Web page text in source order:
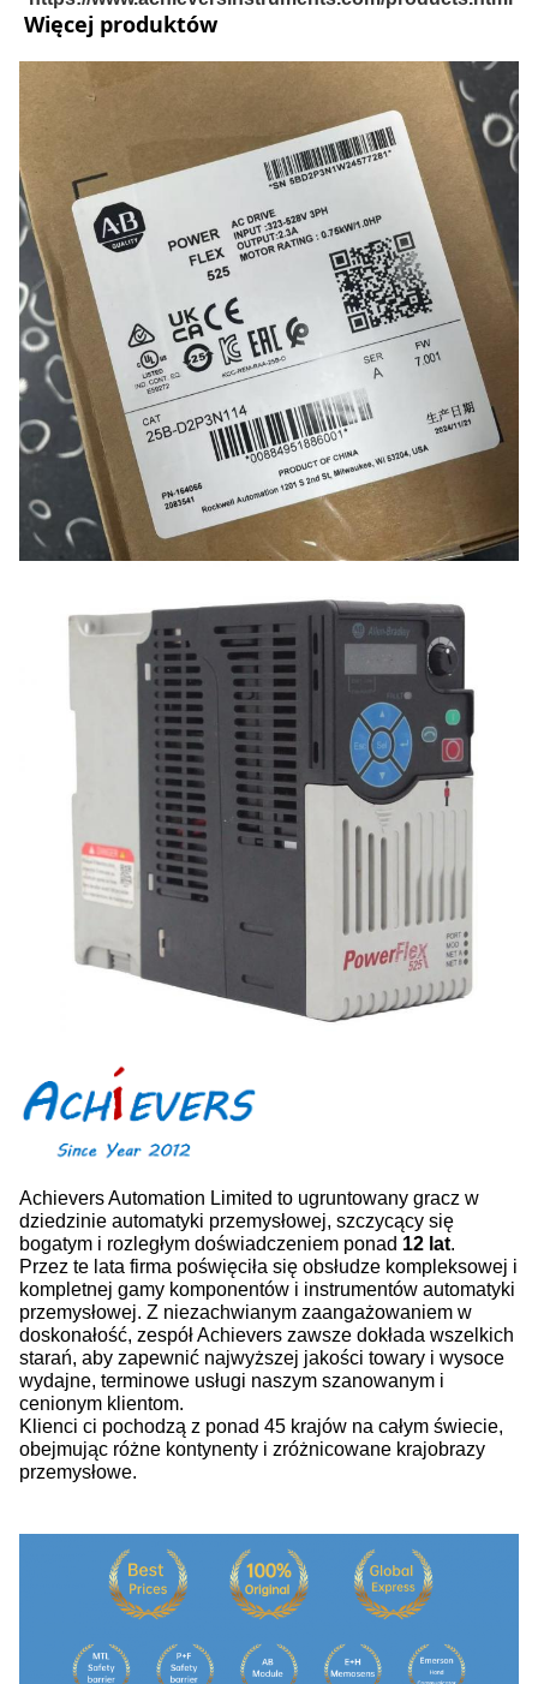
Więcej produktów
Achievers Automation Limited to ugruntowany gracz w
dziedzinie automatyki przemysłowej, szczycący się
bogatym i rozległym doświadczeniem ponad 12 lat.
Przez te lata firma poświęciła się obsłudze kompleksowej i
kompletnej gamy komponentów i instrumentów automatyki
przemysłowej. Z niezachwianym zaangażowaniem w
doskonałość, zespół Achievers zawsze dokłada wszelkich
starań, aby zapewnić najwyższej jakości towary i wysoce
wydajne, terminowe usługi naszym szanowanym i
cenionym klientom.
Klienci ci pochodzą z ponad 45 krajów na całym świecie,
obejmując różne kontynenty i zróżnicowane krajobrazy
przemysłowe.